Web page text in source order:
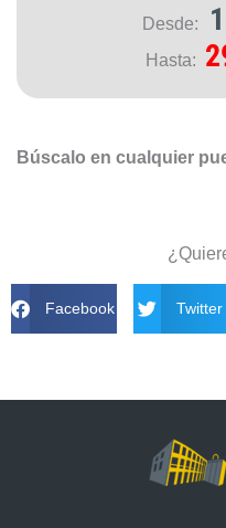
Desde:
Hasta:
Búscalo en cualquier
Facebook Twitter